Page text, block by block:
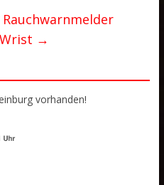
Rauchwarnmelder
→
vorhanden!